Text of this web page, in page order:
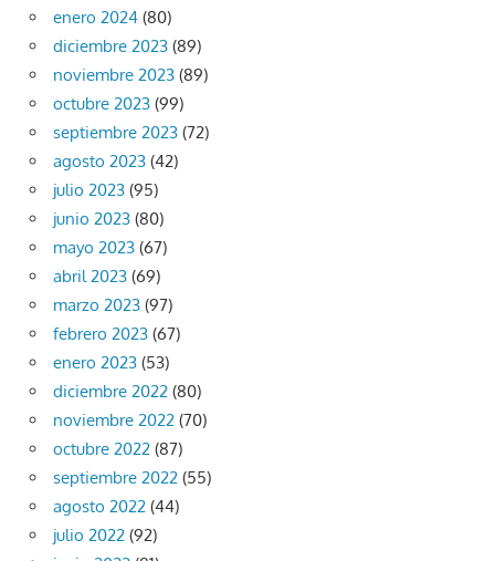
enero 2024 (80)
diciembre 2023 (89)
noviembre 2023 (89)
octubre 2023 (99)
septiembre 2023 (72)
agosto 2023 (42)
julio 2023 (95)
junio 2023 (80)
mayo 2023 (67)
abril 2023 (69)
marzo 2023 (97)
febrero 2023 (67)
enero 2023 (53)
diciembre 2022 (80)
noviembre 2022 (70)
octubre 2022 (87)
septiembre 2022 (55)
agosto 2022 (44)
julio 2022 (92)